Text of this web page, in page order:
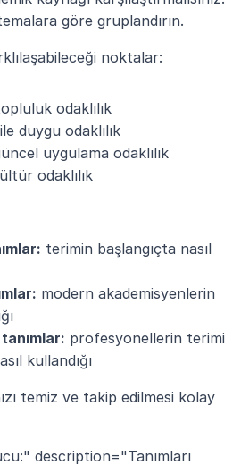
göre gruplandırın.
noktalar:
odaklılık
duygu odaklılık
uygulama odaklılık
odaklılık
terimin başlangıçta nasıl
modern akademisyenlerin
profesyonellerin terimi
kullandığı
temiz ve takip edilmesi kolay
description="Tanımları